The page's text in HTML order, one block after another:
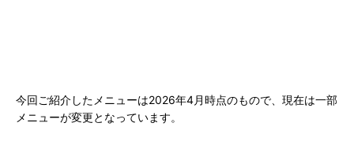
今回ご紹介したメニューは2026年4月時点のもので、現在は一部
メニューが変更となっています。